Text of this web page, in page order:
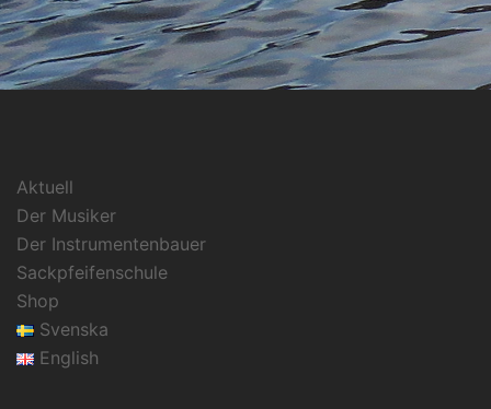
Aktuell
Der Musiker
Der Instrumentenbauer
Sackpfeifenschule
Shop
Svenska
English